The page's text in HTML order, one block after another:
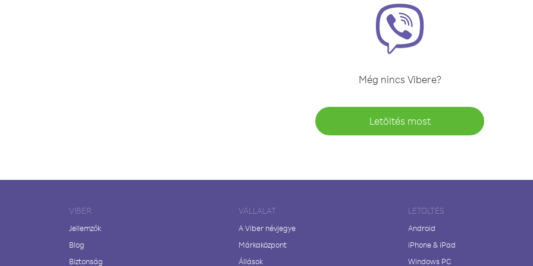
Még nincs Vibere?
Letöltés most
VIBER
Jellemzők
Blog
Biztonság
VÁLLALAT
A Viber névjegye
Márkaközpont
Állások
LETÖLTÉS
Android
iPhone & iPad
Windows PC